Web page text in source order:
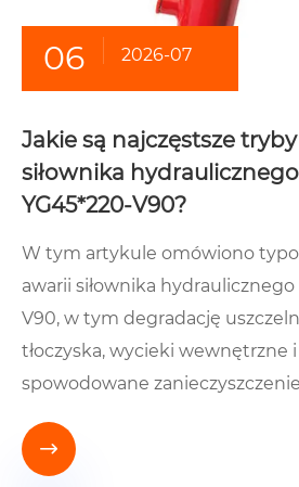
06 2026-07
Jakie są najczęstsze
siłownika
YG45*220-V90?
W tym artykule omówiono
awarii siłownika hydraulicznego
V90, w tym degradację
tłoczyska, wycieki wewnętrzne
spowodowane
